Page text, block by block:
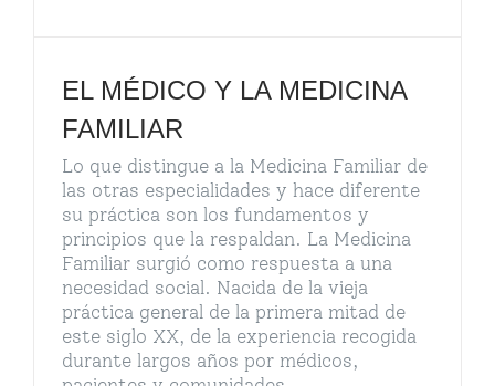
EL MÉDICO Y LA MEDICINA
FAMILIAR
Lo que distingue a la Medicina Familiar de
las otras especialidades y hace diferente
su práctica son los fundamentos y
principios que la respaldan. La Medicina
Familiar surgió como respuesta a una
necesidad social. Nacida de la vieja
práctica general de la primera mitad de
este siglo XX, de la experiencia recogida
durante largos años por médicos,